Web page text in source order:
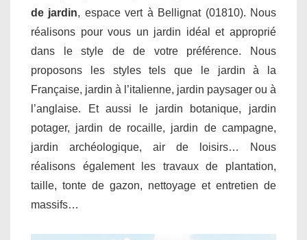
de jardin, espace vert à Bellignat (01810). Nous
réalisons pour vous un jardin idéal et approprié
dans le style de de votre préférence. Nous
proposons les styles tels que le jardin à la
Française, jardin à l’italienne, jardin paysager ou à
l’anglaise. Et aussi le jardin botanique, jardin
potager, jardin de rocaille, jardin de campagne,
jardin archéologique, air de loisirs… Nous
réalisons également les travaux de plantation,
taille, tonte de gazon, nettoyage et entretien de
massifs…